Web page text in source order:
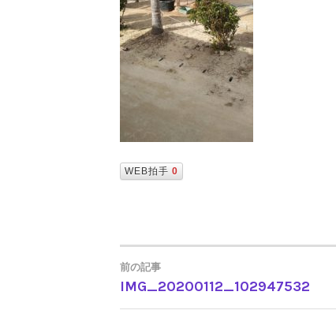
WEB拍手 0
投
前の記事
IMG_20200112_102947532